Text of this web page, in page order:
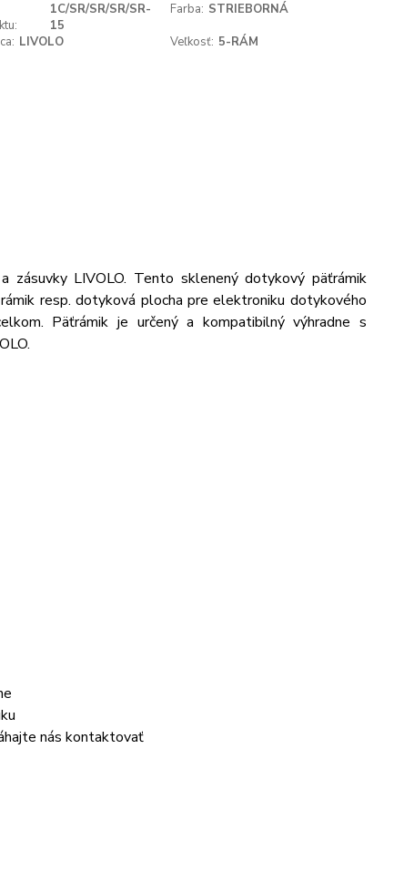
1C/SR/SR/SR/SR-
15
Farba: STRIEBORNÁ
LIVOLO Veľkosť: 5-RÁM
zásuvky LIVOLO. Tento sklenený dotykový päťrámik
resp. dotyková plocha pre elektroniku dotykového
Päťrámik je určený a kompatibilný výhradne s
nás kontaktovať